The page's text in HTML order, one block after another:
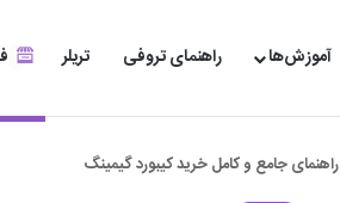
آموزش‌ها راهنمای تروفی تریلر
راهنمای جامع و کامل خرید کیبورد گیمینگ